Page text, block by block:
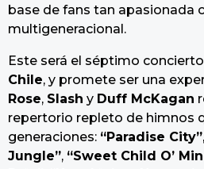
base de fans tan apasionada
multigeneracional.
Este será el séptimo
Chile, y promete ser una
Rose, Slash y Duff McKagan
repertorio repleto de himnos
generaciones: “Paradise City”,
Jungle”, “Sweet Child O’